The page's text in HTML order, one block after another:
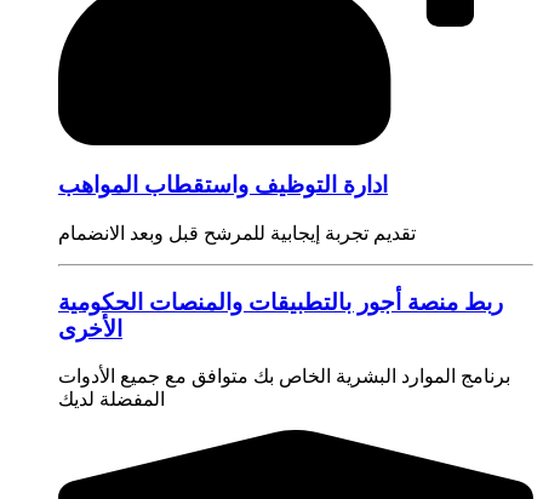
ادارة التوظيف واستقطاب المواهب
تقديم تجربة إيجابية للمرشح قبل وبعد الانضمام
ربط منصة أجور بالتطبيقات والمنصات الحكومية
الأخرى
برنامج الموارد البشرية الخاص بك متوافق مع جميع الأدوات
المفضلة لديك